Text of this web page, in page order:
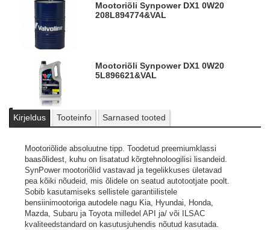
Mootoriõli Synpower DX1 0W20
208L894774&VAL
Mootoriõli Synpower DX1 0W20
5L896621&VAL
Kirjeldus Tooteinfo Sarnased tooted
Mootoriõlide absoluutne tipp. Toodetud preemiumklassi
baasõlidest, kuhu on lisatatud kõrgtehnoloogilisi lisandeid.
SynPower mootoriõlid vastavad ja tegelikkuses ületavad
pea kõiki nõudeid, mis õlidele on seatud autotootjate poolt.
Sobib kasutamiseks sellistele garantiilistele
bensiinimootoriga autodele nagu Kia, Hyundai, Honda,
Mazda, Subaru ja Toyota milledel API ja/ või ILSAC
kvaliteedstandard on kasutusjuhendis nõutud kasutada.